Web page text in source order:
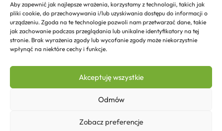
Aby zapewnić jak najlepsze wrażenia, korzystamy z technologii, takich jak
pliki cookie, do przechowywania i/lub uzyskiwania dostępu do informacji o
urządzeniu. Zgoda na te technologie pozwoli nam przetwarzać dane, takie
jak zachowanie podczas przeglądania lub unikalne identyfikatory na tej
stronie. Brak wyrażenia zgody lub wycofanie zgody może niekorzystnie
wpłynąć na niektóre cechy i funkcje.
Akceptuję wszystkie
Odmów
Zobacz preferencje
Realizacja zamówień
Formy płatności
Kontakt